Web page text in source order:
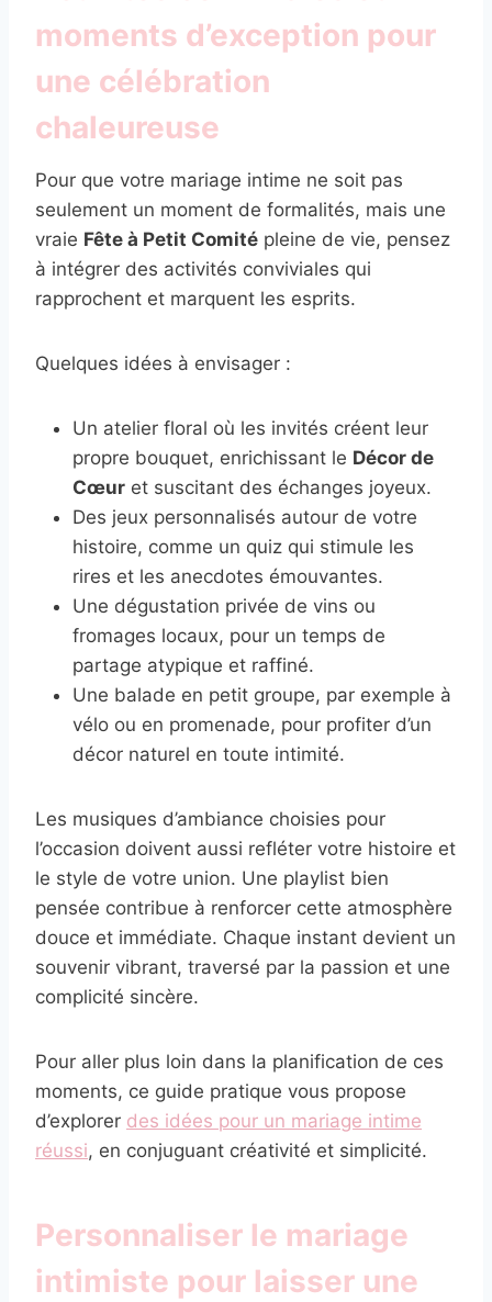
moments d’exception pour
une célébration
chaleureuse
Pour que votre mariage intime ne soit pas
seulement un moment de formalités, mais une
vraie Fête à Petit Comité pleine de vie, pensez
à intégrer des activités conviviales qui
rapprochent et marquent les esprits.
Quelques idées à envisager :
Un atelier floral où les invités créent leur
propre bouquet, enrichissant le Décor de
Cœur et suscitant des échanges joyeux.
Des jeux personnalisés autour de votre
histoire, comme un quiz qui stimule les
rires et les anecdotes émouvantes.
Une dégustation privée de vins ou
fromages locaux, pour un temps de
partage atypique et raffiné.
Une balade en petit groupe, par exemple à
vélo ou en promenade, pour profiter d’un
décor naturel en toute intimité.
Les musiques d’ambiance choisies pour
l’occasion doivent aussi refléter votre histoire et
le style de votre union. Une playlist bien
pensée contribue à renforcer cette atmosphère
douce et immédiate. Chaque instant devient un
souvenir vibrant, traversé par la passion et une
complicité sincère.
Pour aller plus loin dans la planification de ces
moments, ce guide pratique vous propose
d’explorer des idées pour un mariage intime
réussi, en conjuguant créativité et simplicité.
Personnaliser le mariage
intimiste pour laisser une